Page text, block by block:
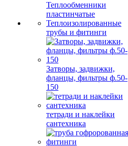
Теплообменники
пластинчатые
Теплоизолированные
трубы и фитинги
Затворы, задвижки,
фланцы, фильтры ф.50-
150
тетради и наклейки
сантехника